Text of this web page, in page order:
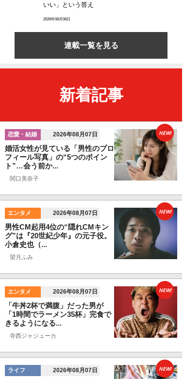
いい」という答え
2026年08月06日
連載一覧を見る
新着記事
恋愛・結婚 2026年08月07日
婚活女性が見ている「男性のプロ
フィール写真」の“5つのポイン
ト”…会う前か...
関口美奈子
NEW!
エンタメ 2026年08月07日
男性CM起用4位の“隠れCMキン
グ”は『20世紀少年』の元子役。
小倉史也（...
望月ふみ
NEW!
エンタメ 2026年08月07日
「牛丼2杯で満腹」だった男が
「1時間でラーメン35杯」完食で
きるようになる...
寺西ジャジューカ
NEW!
ライフ 2026年08月07日 NEW!